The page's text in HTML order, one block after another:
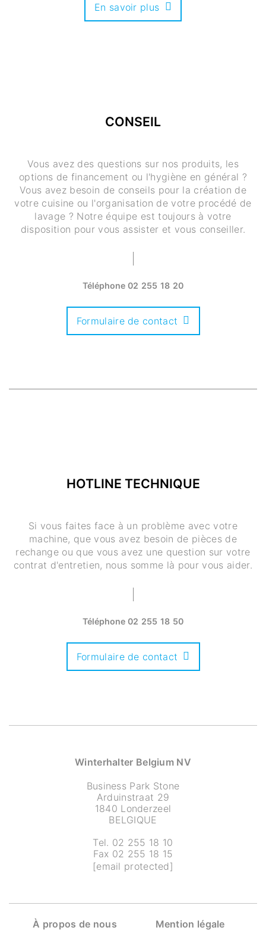
En savoir plus
CONSEIL
Vous avez des questions sur nos produits, les
options de financement ou l'hygiène en général ?
Vous avez besoin de conseils pour la création de
votre cuisine ou l'organisation de votre procédé de
lavage ? Notre équipe est toujours à votre
disposition pour vous assister et vous conseiller.
Téléphone 02 255 18 20
Formulaire de contact
HOTLINE TECHNIQUE
Si vous faites face à un problème avec votre
machine, que vous avez besoin de pièces de
rechange ou que vous avez une question sur votre
contrat d'entretien, nous somme là pour vous aider.
Téléphone 02 255 18 50
Formulaire de contact
Winterhalter Belgium NV
Business Park Stone
Arduinstraat 29
1840 Londerzeel
BELGIQUE
Tel. 02 255 18 10
Fax 02 255 18 15
[email protected]
À propos de nous Mention légale